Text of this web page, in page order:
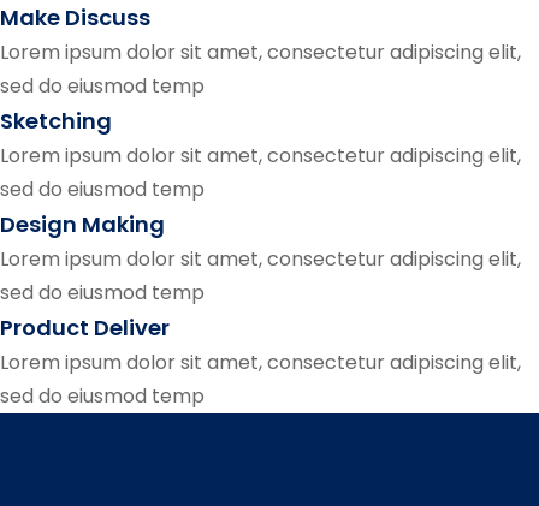
Make Discuss
Lorem ipsum dolor sit amet, consectetur adipiscing elit,
sed do eiusmod temp
Sketching
Lorem ipsum dolor sit amet, consectetur adipiscing elit,
sed do eiusmod temp
Design Making
Lorem ipsum dolor sit amet, consectetur adipiscing elit,
sed do eiusmod temp
Product Deliver
Lorem ipsum dolor sit amet, consectetur adipiscing elit,
sed do eiusmod temp